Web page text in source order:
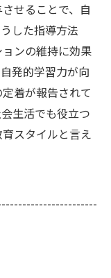
せることで、自
した指導方法
ンの維持に効果
発的学習力が向
着が報告されて
生活でも役立つ
スタイルと言え